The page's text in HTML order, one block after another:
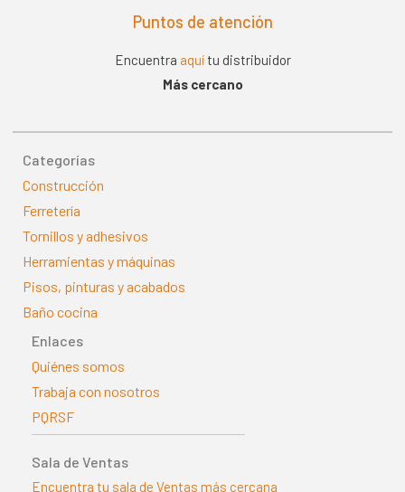
Puntos de atención
Encuentra aquítu distribuidor
Más cercano
Categorías
Construcción
Ferretería
Tornillos y adhesivos
Herramientas y máquinas
Pisos, pinturas y acabados
Baño cocina
Enlaces
Quiénes somos
Trabaja con nosotros
PQRSF
Sala de Ventas
Encuentra tu sala de Ventas más cercana